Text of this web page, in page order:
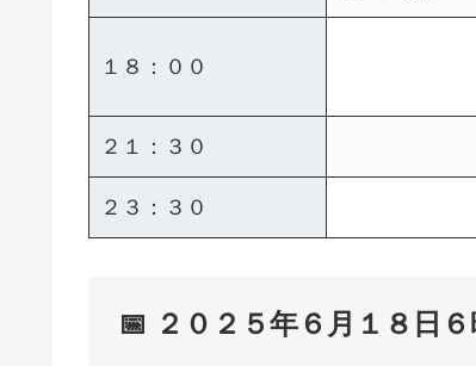
１８：００
２１：３０
２３：３０
📅 ２０２５年６月１８日